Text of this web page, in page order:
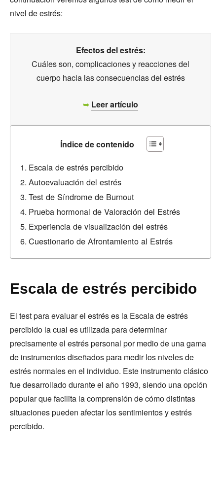
nivel de estrés:
Efectos del estrés:
Cuáles son, complicaciones y reacciones del
cuerpo hacia las consecuencias del estrés
➥ Leer artículo
Índice de contenido
Escala de estrés percibido
Autoevaluación del estrés
Test de Síndrome de Burnout
Prueba hormonal de Valoración del Estrés
Experiencia de visualización del estrés
Cuestionario de Afrontamiento al Estrés
Escala de estrés percibido
El test para evaluar el estrés es la Escala de estrés
percibido la cual es utilizada para determinar
precisamente el estrés personal por medio de una gama
de instrumentos diseñados para medir los niveles de
estrés normales en el individuo. Este instrumento clásico
fue desarrollado durante el año 1993, siendo una opción
popular que facilita la comprensión de cómo distintas
situaciones pueden afectar los sentimientos y estrés
percibido.